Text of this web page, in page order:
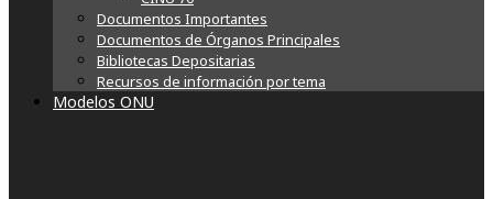
Documentos Importantes
Documentos de Órganos Principales
Bibliotecas Depositarias
Recursos de información por tema
Modelos ONU